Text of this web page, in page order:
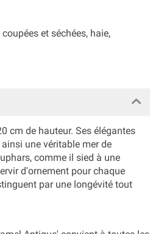
et séchées, haie,
cm de hauteur. Ses élégantes
une véritable mer de
comme il sied à une
d'ornement pour chaque
par une longévité tout